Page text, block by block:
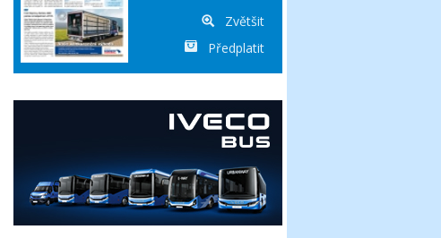
Zvětšit
Předplatit